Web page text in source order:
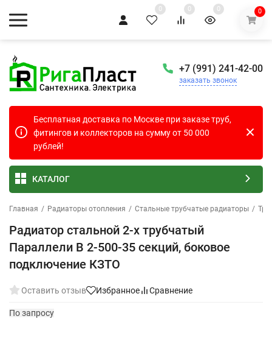
0 0 0 0
+7 (991) 241-42-00
заказать звонок
Бесплатная доставка по Москве при заказе труб,
фитингов и коллекторов на сумму от 50 000
рублей!
КАТАЛОГ
Главная / Радиаторы отопления / Стальные трубчатые радиаторы /
Радиатор стальной 2-х трубчатый
Параллели В 2-500-35 секций, боковое
подключение КЗТО
Оставить отзыв Избранное Сравнение
По запросу